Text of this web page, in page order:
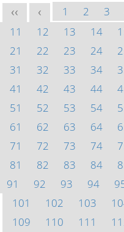
<< < 1 2 3
11
12 13 14
21
22 23 24
31
32 33 34
41
42 43 44
51
52 53 54
61
62 63 64
71
72 73 74
81
82 83 84
91
92 93 94
101
102 103
109
110 111